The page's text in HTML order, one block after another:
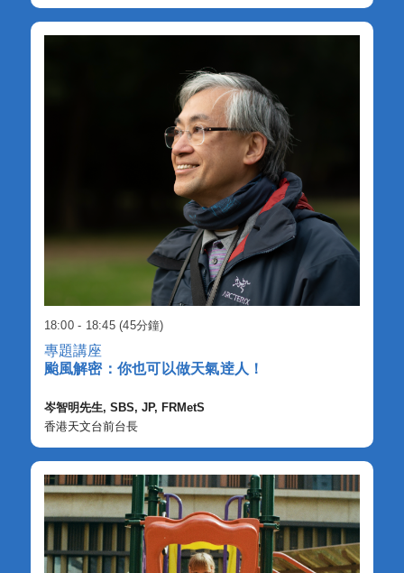
18:00 - 18:45 (45分鐘)
專題講座
颱風解密：你也可以做天氣逹人！
岑智明先生, SBS, JP, FRMetS
香港天文台前台長